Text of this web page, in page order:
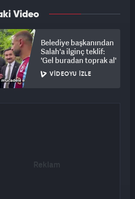
Video
Belediye başkanından
Salah'a ilginç teklif:
'Gel buradan toprak al'
VIDEOYU İZLE